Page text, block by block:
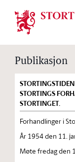
Publikasjon
STORTINGS
STORTINGET.
Forhandlinger i
År 1954 den 11.
Møte fredag den